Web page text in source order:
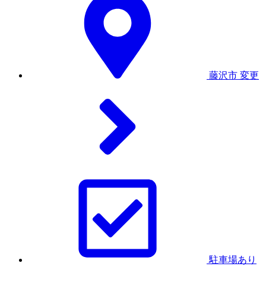
藤沢市 変更
駐車場あり